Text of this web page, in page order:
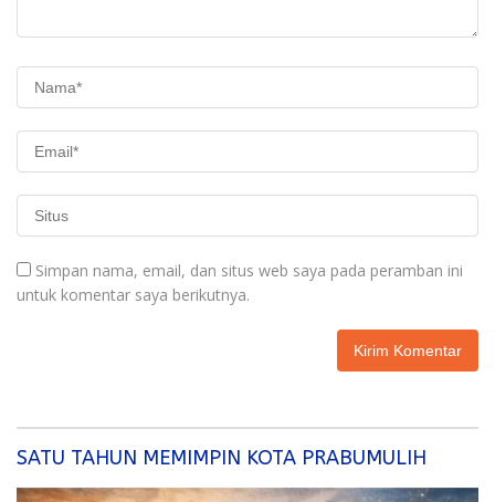
Simpan nama, email, dan situs web saya pada peramban ini
untuk komentar saya berikutnya.
SATU TAHUN MEMIMPIN KOTA PRABUMULIH